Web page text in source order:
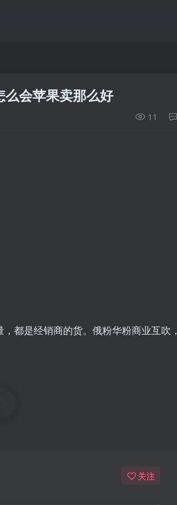
会苹果卖那么好
11
都是经销商的货。俄粉华粉商业互吹，
关注